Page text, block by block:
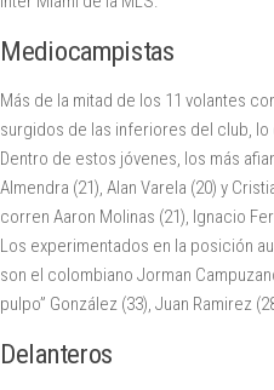
Mediocampistas
Más de la mitad de los 11 volantes
surgidos de las inferiores del club, lo
Dentro de estos jóvenes, los más
Almendra (21), Alan Varela (20) y
corren Aaron Molinas (21), Ignacio
Los experimentados en la posición
son el colombiano Jorman
pulpo” González (33), Juan Ramirez
Delanteros